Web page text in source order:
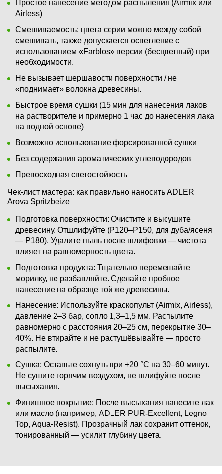
Простое нанесение методом распыления (Airmix или
Airless)
Смешиваемость: цвета серии можно между собой
смешивать, также допускается осветление с
использованием «Farblos» версии (бесцветный) при
необходимости.
Не вызывает шершавости поверхности / не
«поднимает» волокна древесины.
Быстрое время сушки (15 мин для нанесения лаков
на растворителе и примерно 1 час до нанесения лака
на водной основе)
Возможно использование форсированной сушки
Без содержания ароматических углеводородов
Превосходная светостойкость
Чек-лист мастера: как правильно наносить ADLER
Arova Spritzbeize
Подготовка поверхности: Очистите и высушите
древесину. Отшлифуйте (P120–P150, для дуба/ясеня
— P180). Удалите пыль после шлифовки — чистота
влияет на равномерность цвета.
Подготовка продукта: Тщательно перемешайте
морилку, не разбавляйте. Сделайте пробное
нанесение на образце той же древесины.
Нанесение: Используйте краскопульт (Airmix, Airless),
давление 2–3 бар, сопло 1,3–1,5 мм. Распылите
равномерно с расстояния 20–25 см, перекрытие 30–
40%. Не втирайте и не растушёвывайте — просто
распылите.
Сушка: Оставьте сохнуть при +20 °C на 30–60 минут.
Не сушите горячим воздухом, не шлифуйте после
высыхания.
Финишное покрытие: После высыхания нанесите лак
или масло (например, ADLER PUR-Excellent, Legno
Top, Aqua-Resist). Прозрачный лак сохранит оттенок,
тонированный — усилит глубину цвета.